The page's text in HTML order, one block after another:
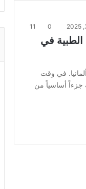
0
11
في
في وقت
جزءاً أساسياً من